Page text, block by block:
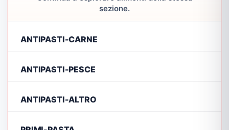
sezione.
ANTIPASTI-CARNE
ANTIPASTI-PESCE
ANTIPASTI-ALTRO